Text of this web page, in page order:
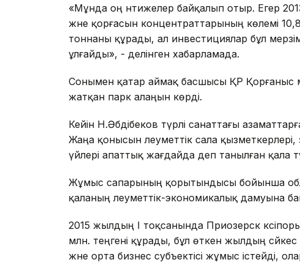
«Мұнда оң нәтижелер байқалып отыр. Егер
және қорғасын концентраттарының көлемі
тоннаны құрады, ал инвестициялар бұл
ұлғайды», - делінген хабарламада.
Сонымен қатар аймақ басшысы ҚР Қорғаныс
жатқан парк алаңын көрді.
Кейін Н.Әбдібеков түрлі санаттағы
Жаңа қонысын әлеуметтік сала
үйлері апаттық жағдайда деп танылған қала
Жұмыс сапарының қорытындысы бойынша
қаланың әлеуметтік-экономикалық дамуына
2015 жылдың I тоқсанында Приозерск
млн. теңгені құрады, бұл өткен жылдың
және орта бизнес субъектісі жұмыс істейді,